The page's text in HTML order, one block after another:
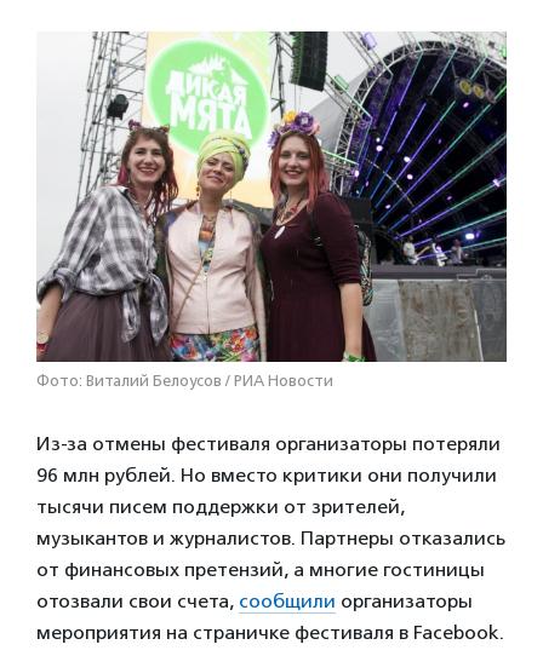
Фото: Виталий Белоусов / РИА Новости
Из-за отмены фестиваля организаторы потеряли
96 млн рублей. Но вместо критики они получили
тысячи писем поддержки от зрителей,
музыкантов и журналистов. Партнеры отказались
от финансовых претензий, а многие гостиницы
отозвали свои счета, сообщили организаторы
мероприятия на страничке фестиваля в Facebook.